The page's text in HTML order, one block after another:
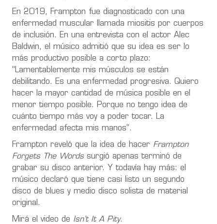
En 2019, Frampton fue diagnosticado con una
enfermedad muscular llamada miositis por cuerpos
de inclusión. En una entrevista con el actor Alec
Baldwin, el músico admitió que su idea es ser lo
más productivo posible a corto plazo:
“Lamentablemente mis músculos se están
debilitando. Es una enfermedad progresiva. Quiero
hacer la mayor cantidad de música posible en el
menor tiempo posible. Porque no tengo idea de
cuánto tiempo más voy a poder tocar. La
enfermedad afecta mis manos”.
Frampton reveló que la idea de hacer Frampton
Forgets The Words surgió apenas terminó de
grabar su disco anterior. Y todavía hay más: el
músico declaró que tiene casi listo un segundo
disco de blues y medio disco solista de material
original.
Mirá el video de Isn’t It A Pity.